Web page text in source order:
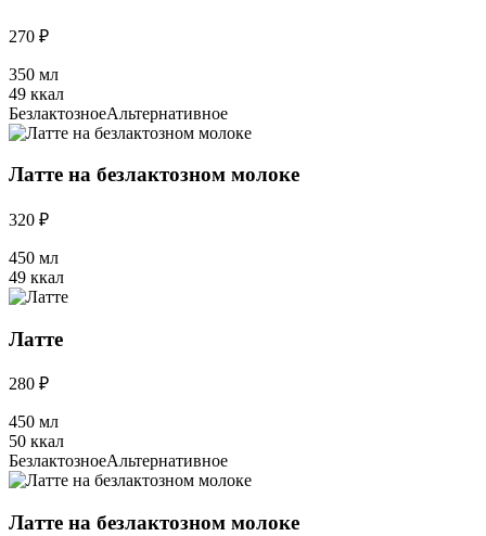
270 ₽
350 мл
49 ккал
БезлактозноеАльтернативное
Латте на безлактозном молоке
320 ₽
450 мл
49 ккал
Латте
280 ₽
450 мл
50 ккал
БезлактозноеАльтернативное
Латте на безлактозном молоке